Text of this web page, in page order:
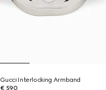
Gucci Interlocking Armband
€ 590